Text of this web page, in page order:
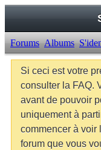
Forums Albums
Si ceci est votre
consulter la FAQ.
avant de pouvoir
uniquement à
commencer à voir
forum que vous